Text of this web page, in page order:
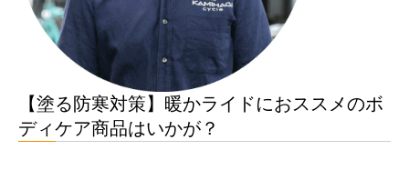
【塗る防寒対策】暖かライドにおススメのボ
ディケア商品はいかが？